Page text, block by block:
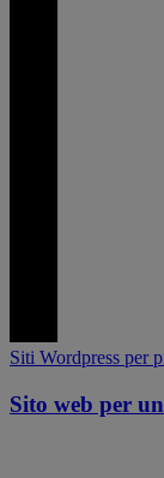
Siti Wordpress per
Sito web per